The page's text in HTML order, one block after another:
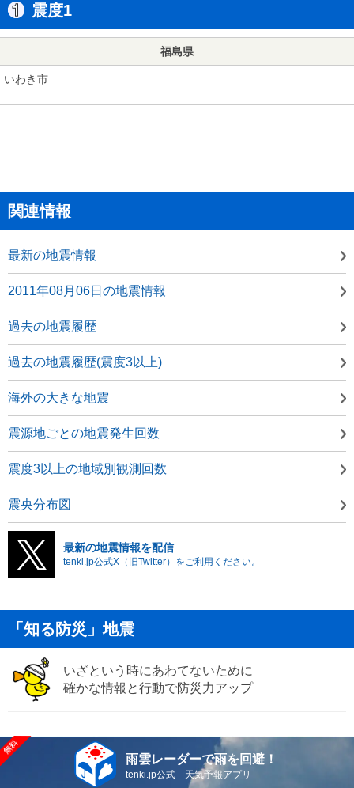
震度1
福島県
いわき市
関連情報
最新の地震情報
2011年08月06日の地震情報
過去の地震履歴
過去の地震履歴(震度3以上)
海外の大きな地震
震源地ごとの地震発生回数
震度3以上の地域別観測回数
震央分布図
最新の地震情報を配信
tenki.jp公式X（旧Twitter）をご利用ください。
「知る防災」地震
いざという時にあわてないために
確かな情報と行動で防災力アップ
雨雲レーダーで雨を回避！
tenki.jp公式 天気予報アプリ